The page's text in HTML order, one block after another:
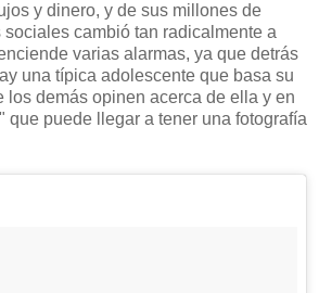
y dinero, y de sus millones de
cambió tan radicalmente a
varias alarmas, ya que detrás
una típica adolescente que basa su
los demás opinen acerca de ella y en
que puede llegar a tener una fotografía